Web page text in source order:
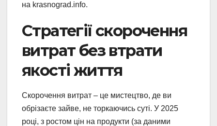
на krasnograd.info.
Стратегії скорочення
витрат без втрати
якості життя
Скорочення витрат – це мистецтво, де ви
обрізаєте зайве, не торкаючись суті. У 2025
році, з ростом цін на продукти (за даними